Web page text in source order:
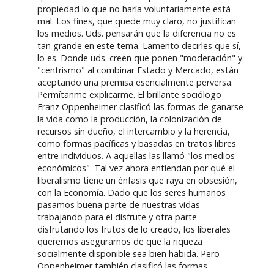
propiedad lo que no haría voluntariamente está
mal. Los fines, que quede muy claro, no justifican
los medios. Uds. pensarán que la diferencia no es
tan grande en este tema. Lamento decirles que sí,
lo es. Donde uds. creen que ponen "moderación" y
"centrismo" al combinar Estado y Mercado, están
aceptando una premisa esencialmente perversa.
Permítanme explicarme. El brillante sociólogo
Franz Oppenheimer clasificó las formas de ganarse
la vida como la producción, la colonización de
recursos sin dueño, el intercambio y la herencia,
como formas pacíficas y basadas en tratos libres
entre individuos. A aquellas las llamó "los medios
económicos". Tal vez ahora entiendan por qué el
liberalismo tiene un énfasis que raya en obsesión,
con la Economía. Dado que los seres humanos
pasamos buena parte de nuestras vidas
trabajando para el disfrute y otra parte
disfrutando los frutos de lo creado, los liberales
queremos asegurarnos de que la riqueza
socialmente disponible sea bien habida. Pero